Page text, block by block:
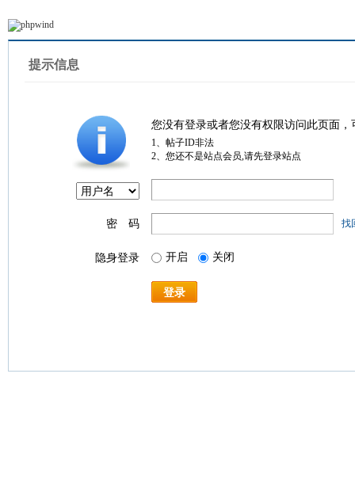
提示信息
您没有登录或者您没有权限访问此页面
1、帖子ID非法
2、您还不是站点会员,请先登录站点
密 码 找
隐身登录 开启 关闭
登录